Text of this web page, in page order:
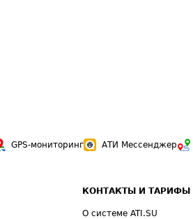
GPS-мониторинг АТИ Мессенджер
КОНТАКТЫ И ТАРИФЫ
О системе ATI.SU